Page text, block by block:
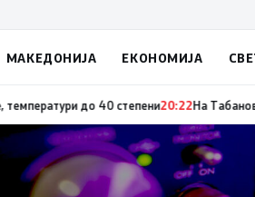
МАКЕДОНИЈА ЕКОНОМИЈА
академија по повод „30 години